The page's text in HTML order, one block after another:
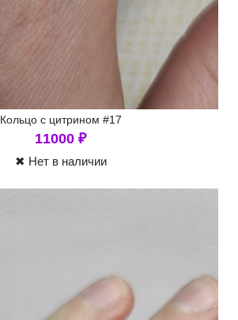
Кольцо с цитрином #17
11000 ₽
✖ Нет в наличии